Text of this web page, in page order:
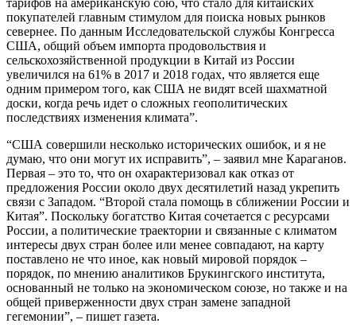
покупателей главным стимулом для поиска новых рынков
севернее. По данным Исследовательской службы Конгресса
США, общий объем импорта продовольствия и
сельскохозяйственной продукции в Китай из России
увеличился на 61% в 2017 и 2018 годах, что является еще
одним примером того, как США не видят всей шахматной
доски, когда речь идет о сложных геополитических
последствиях изменения климата”.
“США совершили несколько исторических ошибок, и я не
думаю, что они могут их исправить”, – заявил мне Караганов.
Первая – это то, что он охарактеризовал как отказ от
предложения России около двух десятилетий назад укрепить
связи с Западом. “Второй стала помощь в сближении России и
Китая”. Поскольку богатство Китая сочетается с ресурсами
России, а политические траектории и связанные с климатом
интересы двух стран более или менее совпадают, на карту
поставлено не что иное, как новый мировой порядок –
порядок, по мнению аналитиков Брукингского института,
основанный не только на экономическом союзе, но также и на
общей приверженности двух стран замене западной
гегемонии”, – пишет газета.